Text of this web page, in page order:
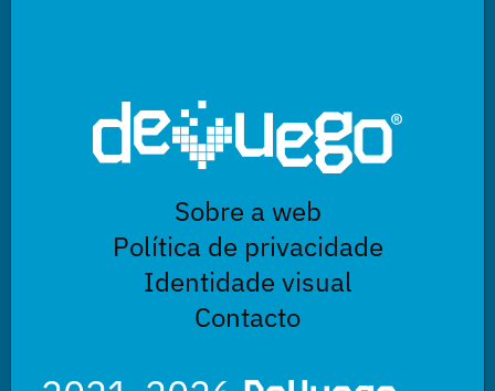
Sobre a web
Política de privacidade
Identidade visual
Contacto